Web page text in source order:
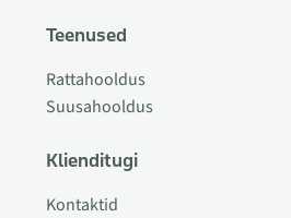
Teenused
Rattahooldus
Suusahooldus
Klienditugi
Kontaktid